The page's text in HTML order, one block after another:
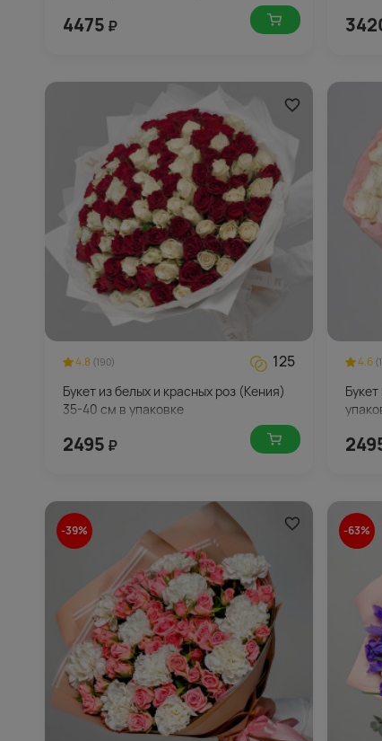
4475 ₽
4.8 (190) 125
Букет из белых и красных роз (Кения)
35-40 см в упаковке
2495 ₽
4.6
-39% -63%